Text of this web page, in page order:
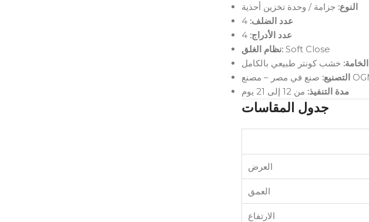
النوع: جزامة / وحدة تخزين أحذية
عدد الضلف:
عدد الأدراج:
نظام الغلق: Soft Close
الخامة: خشب كونتر طبيعي بالكامل
التصنيع:
مدة التنفيذ: من 12 إلى 21 يوم
جدول المقاسات
العرض
العمق
الارتفاع